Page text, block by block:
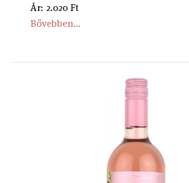
Ár: 2.020 Ft
Bővebben...